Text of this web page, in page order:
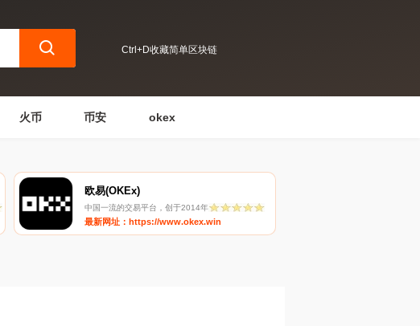
Ctrl+D收藏简单区块链
火币 币安 okex
欧易(OKEx)
中国一流的交易平台，创于2014年
最新网址：https://www.okex.win